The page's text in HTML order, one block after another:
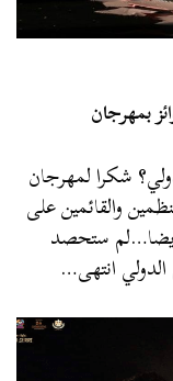
بمهرجان
شكرا لمهرجان
والقائمين على
أيضا…لم ستحصد
الدولي انتهى…